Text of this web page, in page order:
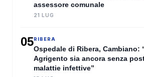
assessore comunale
21 LUG
05RIBERA
Ospedale di Ribera, Cambiano:
Agrigento sia ancora senza
malattie infettive”